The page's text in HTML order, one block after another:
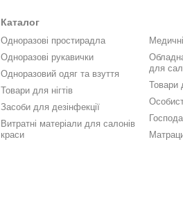
Каталог
Одноразові простирадла
Одноразові рукавички
Одноразовий одяг та взуття
Товари для нігтів
Засоби для дезінфекції
Витратні матеріали для салонів
краси
для
Товари